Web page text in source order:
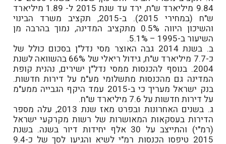
9.84 מיליארד ש"ח, ירד עד שנת 2015 ל- 1.89 מיליארד
ש"ח (במחירי 2015). ב-2015, תקציב משרד הבינוי
והשיכון היווה 0.5% מתקציב המדינה, נמוך בהרבה מן
השיעור ב-1995 – 5.1%.
ב. בשנת 2014 גבה האוצר מסי נדל"ן בסכום כולל של
כ-7.7 מיליארד ש"ח, גידול ריאלי של 66% בהשוואה לשנת
2004. בנוסף להכנסות ממסי נדל"ן ישירים, נהנית קופת
המדינה גם מהכנסות מתשלומי מע"מ על דירות חדשות.
בנק ישראל מעריך כי ב-2015 עמד היקף הגבייה ממע"מ
על דירות חדשות על 7.6 מיליארד ש"ח.
ג. בשנים האחרונות ובפרט מאז שנת 2013, עלה מספר
הדירות בעסקאות המאושרות של רשות מקרקעי ישראל
(רמ"י) והתייצב על 30 אלף יחידות דיור בשנה. בשנת
2015 טיפסו הכנסות רמ"י לשיא והגיעו לסך של כ-9.4